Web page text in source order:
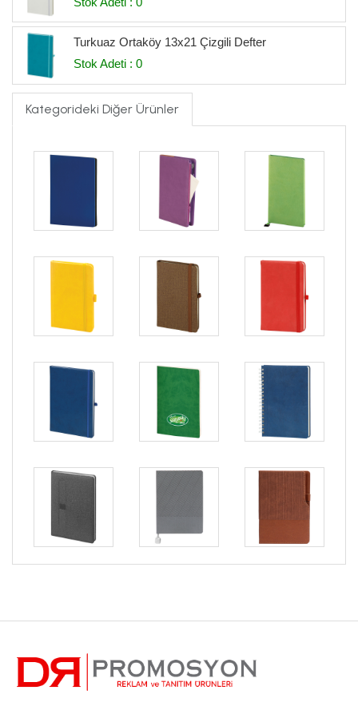
Turkuaz Ortaköy 13x21 Çizgili Defter
Stok Adeti : 0
Kategorideki Diğer Ürünler